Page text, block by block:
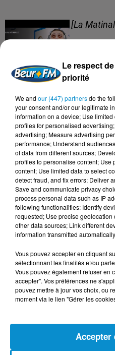
[La
en "Quatre
[Happy
(live)
[Happy
(live)
[Happy
Le respect
priorité
We and our (447) partnersdo the
your consent and/or our legitimate
information on a device; Use
profiles for personalised
advertising; Measure advertising
performance; Understand
of data from different sources;
profiles to personalise content; Use
content; Use limited data to select
detect fraud, and fix errors; Deliver
Save and communicate privacy
process personal data such as IP
following functionalities: Identify
requested; Use precise
other data sources; Link different
information transmitted
Vous pouvez accepter en cliquant
sélectionnant les finalités et/ou
Vous pouvez également refuser en
accepter". Vos préférences ne
pouvez mettre à jour vos choix, ou
moment via le lien "Gérer les
Accepter